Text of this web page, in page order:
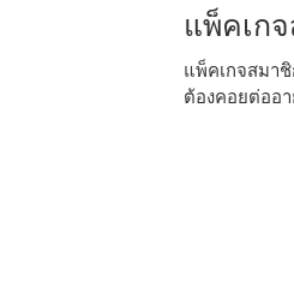
แพ็คเก
แพ็คเกจสมา
ต้องคอยต่ออ